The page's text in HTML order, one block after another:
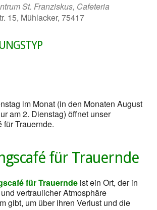
St. Franziskus, Cafeteria
15, Mühlacker, 75417
im Monat (in den Monaten August
am 2. Dienstag) öffnet unser
für Trauernde.
für Trauernde
für Trauernde ist ein Ort, der in
vertraulicher Atmosphäre
gibt, um über ihren Verlust und die